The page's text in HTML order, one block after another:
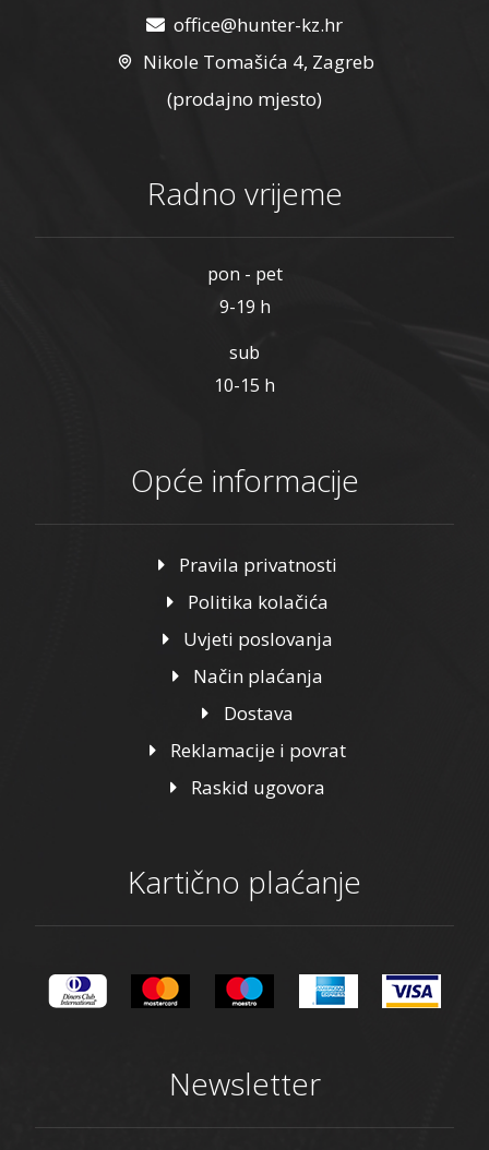
office@hunter-kz.hr
Nikole Tomašića 4, Zagreb
(prodajno mjesto)
Radno vrijeme
pon - pet
9-19 h
sub
10-15 h
Opće informacije
Pravila privatnosti
Politika kolačića
Uvjeti poslovanja
Način plaćanja
Dostava
Reklamacije i povrat
Raskid ugovora
Kartično plaćanje
Newsletter